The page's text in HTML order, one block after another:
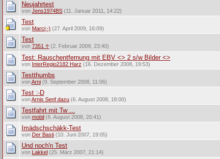
Neujahrtest
von Jens1974BS(11. Januar 2011, 14:22)
Test
von Marci;-) (27. April 2009, 16:09)
Test
von 7351 ♱(2. Februar 2009, 23:40)
Test: Rauschentfernung mit EBV <> 2 s/w Bilder <>
von InterRegio2182 Harz (16. Dezember 2008, 19:53)
Testthumbs
vonArni(9. September 2008, 11:06)
Test :-D
vonArnis Senf dazu(6. August 2008, 18:00)
Testfahrt mit Tw ...
von mobil(6. August 2008, 20:41)
Imädschschäkk-Test
von Der Basti(10. Juni 2007, 19:05)
Und noch'n Test
von Lakkel(25. März 2007, 21:14)